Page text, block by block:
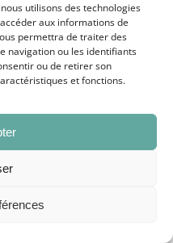
utilisons des technologies
aux informations de
permettra de traiter des
navigation ou les identifiants
ou de retirer son
et fonctions.
réforme des
dans la durée
de la [...]